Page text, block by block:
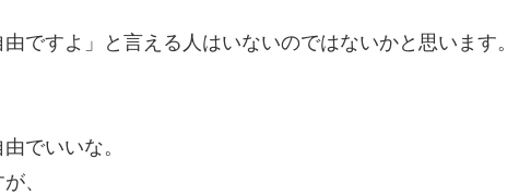
ですよ」と言える人はいないのではないかと思います。
でいいな。
、